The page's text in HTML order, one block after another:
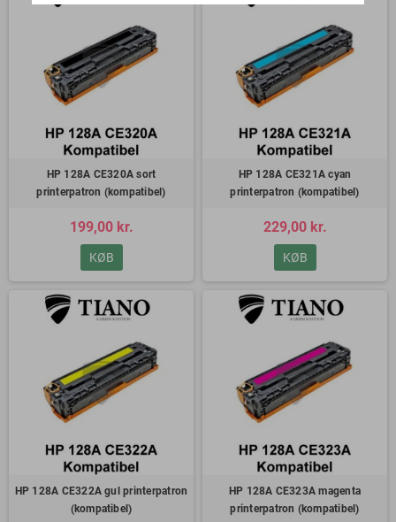
HP 128A CE320A sort
printerpatron (kompatibel)
199,00 kr.
KØB
HP 128A CE321A cyan
printerpatron (kompatibel)
229,00 kr.
KØB
HP 128A CE322A gul printerpatron
(kompatibel)
HP 128A CE323A magenta
printerpatron (kompatibel)